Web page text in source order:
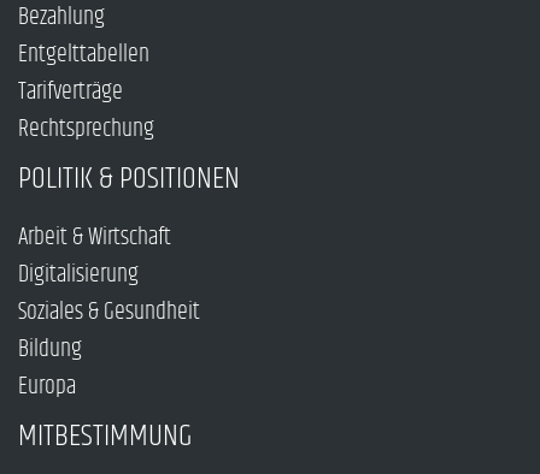
Bezahlung
Entgelttabellen
Tarifverträge
Rechtsprechung
POLITIK & POSITIONEN
Arbeit & Wirtschaft
Digitalisierung
Soziales & Gesundheit
Bildung
Europa
MITBESTIMMUNG